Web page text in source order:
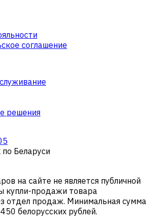
соглашение
решения
по Беларуси
на сайте не является публичной
купли-продажи товара
отдел продаж. Минимальная сумма
белорусских рублей.